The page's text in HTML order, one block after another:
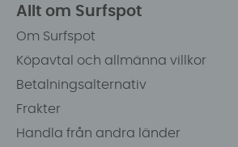
Allt om Surfspot
Om Surfspot
Köpavtal och allmänna villkor
Betalningsalternativ
Frakter
Handla från andra länder